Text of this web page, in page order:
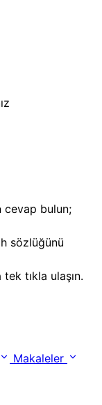
cevap bulun;
sözlüğünü
tıkla ulaşın.
Makaleler